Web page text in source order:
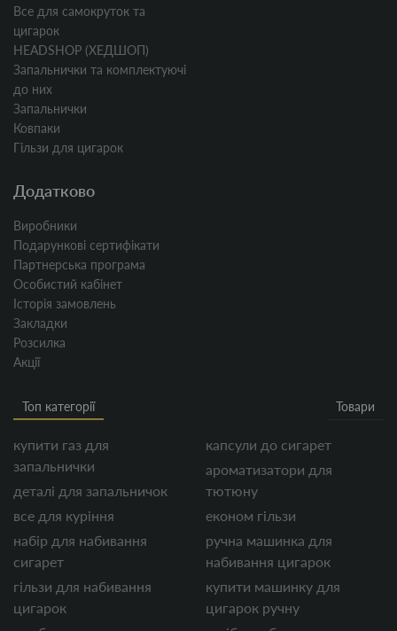
Все для самокруток та
цигарок
HEADSHOP (ХЕДШОП)
Запальнички та комплектуючі
до них
Запальнички
Ковпаки
Гільзи для цигарок
Додатково
Виробники
Подарункові сертифікати
Партнерська програма
Особистий кабінет
Історія замовлень
Закладки
Розсилка
Акції
Топ категорії Товари
купити газ для
запальнички
деталі для запальничок
все для куріння
набір для набивання
сигарет
гільзи для набивання
цигарок
капсули до сигарет
ароматизатори для
тютюну
економ гільзи
ручна машинка для
набивання цигарок
купити машинку для
цигарок ручну